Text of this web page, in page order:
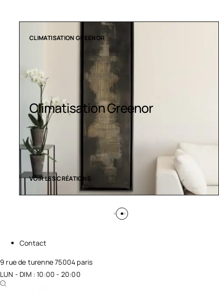
CLIMATISATION GREENOR
Climatisation Greenor
VOIR LES CRÉATIONS
Contact
9 rue de turenne 75004 paris
LUN - DIM : 10:00 - 20:00